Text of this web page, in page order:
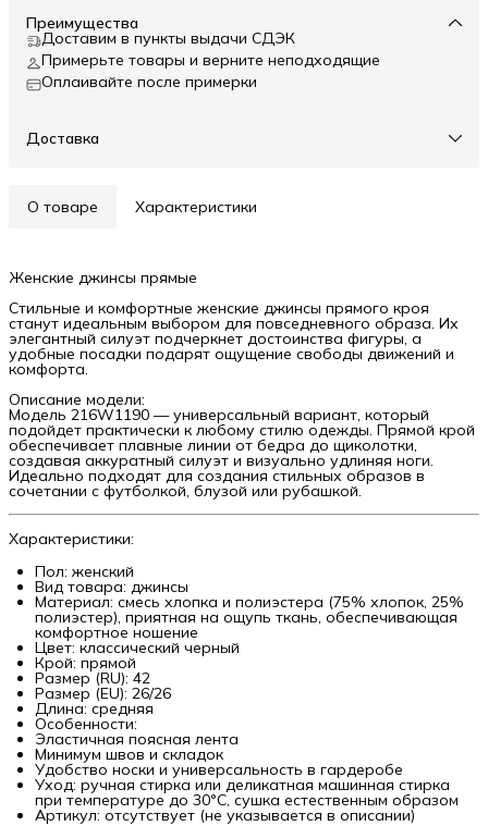
Преимущества
Доставим в пункты выдачи СДЭК
Примерьте товары и верните неподходящие
Оплаивайте после примерки
Доставка
О товаре Характеристики
Женские джинсы прямые
Стильные и комфортные женские джинсы прямого кроя
станут идеальным выбором для повседневного образа. Их
элегантный силуэт подчеркнет достоинства фигуры, а
удобные посадки подарят ощущение свободы движений и
комфорта.
Описание модели:
Модель 216W1190 — универсальный вариант, который
подойдет практически к любому стилю одежды. Прямой крой
обеспечивает плавные линии от бедра до щиколотки,
создавая аккуратный силуэт и визуально удлиняя ноги.
Идеально подходят для создания стильных образов в
сочетании с футболкой, блузой или рубашкой.
Характеристики:
Пол: женский
Вид товара: джинсы
Материал: смесь хлопка и полиэстера (75% хлопок, 25%
полиэстер), приятная на ощупь ткань, обеспечивающая
комфортное ношение
Цвет: классический черный
Крой: прямой
Размер (RU): 42
Размер (EU): 26/26
Длина: средняя
Особенности:
Эластичная поясная лента
Минимум швов и складок
Удобство носки и универсальность в гардеробе
Уход: ручная стирка или деликатная машинная стирка
при температуре до 30°C, сушка естественным образом
Артикул: отсутствует (не указывается в описании)